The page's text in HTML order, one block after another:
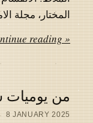
المختار، مجلة الامن
reading »
من يوميات
8 JANUARY 2025